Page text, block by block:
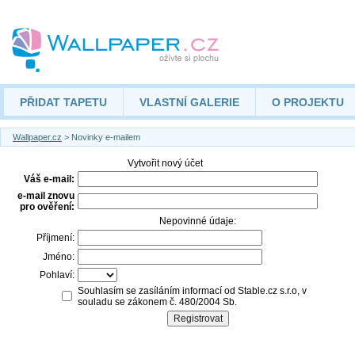
PŘIDAT TAPETU VLASTNÍ GALERIE O PROJEKTU
Wallpaper.cz > Novinky e-mailem